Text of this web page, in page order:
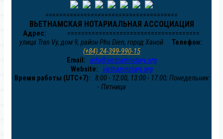
======================================
ВЬЕТНАМСКАЯ НОТАРИАЛЬНАЯ АССОЦИАЦИЯ
======================================
Адрес:
улица Tran Vy, дом 9, район Phu Dien, город Ханой
Телефон:
(+84) 24-399-990-15
Email: info@vietnamnotary.org
Website:
vietnamnotary.org
Время работы (UTC+7): 8:00 - 12:00, 13:00 - 17:00; Понедельник
- Пятница